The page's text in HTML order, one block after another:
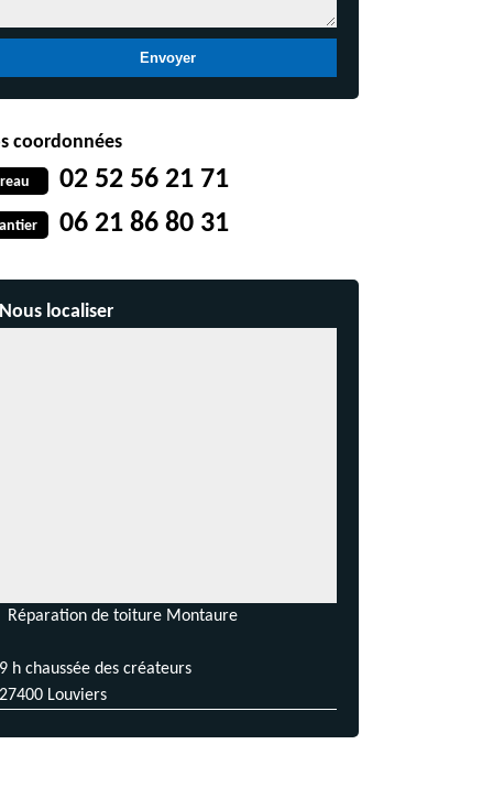
coordonnées
02 52 56 21 71
06 21 86 80 31
Nous localiser
Réparation de toiture Montaure
9 h chaussée des créateurs
27400 Louviers